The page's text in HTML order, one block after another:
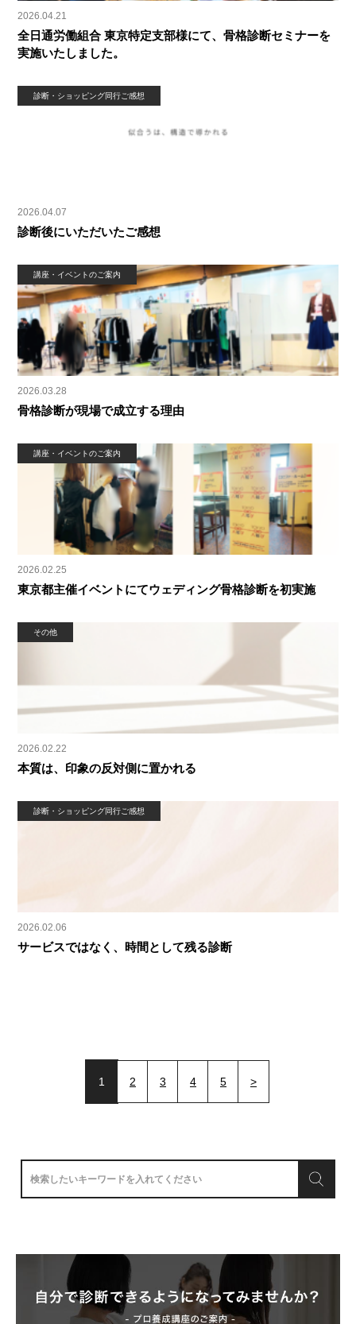
2026.04.21
全日通労働組合 東京特定支部様にて、骨格診断セミナーを
実施いたしました。
診断・ショッピング同行ご感想
2026.04.07
診断後にいただいたご感想
講座・イベントのご案内
2026.03.28
骨格診断が現場で成立する理由
講座・イベントのご案内
2026.02.25
東京都主催イベントにてウェディング骨格診断を初実施
その他
2026.02.22
本質は、印象の反対側に置かれる
診断・ショッピング同行ご感想
2026.02.06
サービスではなく、時間として残る診断
1 2 3 4 5 >